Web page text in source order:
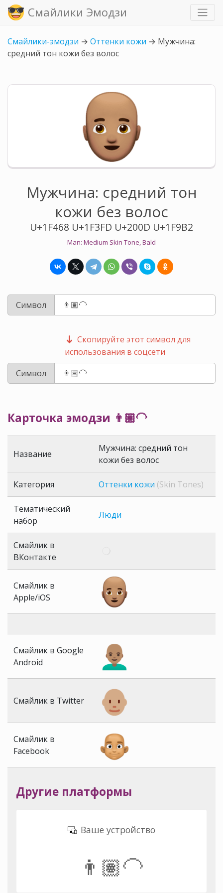
Смайлики Эмодзи
Смайлики-эмодзи → Оттенки кожи → Мужчина:
средний тон кожи без волос
Мужчина: средний тон
кожи без волос
U+1F468 U+1F3FD U+200D U+1F9B2
Man: Medium Skin Tone, Bald
Символ
Скопируйте этот символ для
использования в соцсети
Символ
Карточка эмодзи 👨🏽‍🦲
Название
Мужчина: средний тон
кожи без волос
Категория Оттенки кожи (Skin Tones)
Тематический
набор
Люди
Смайлик в
ВКонтакте
Смайлик в
Apple/iOS
Смайлик в Google
Android
Смайлик в Twitter
Смайлик в
Facebook
Другие платформы
Ваше устройство
👨🏽‍🦲